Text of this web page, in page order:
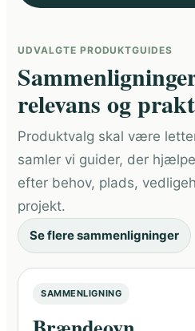
UDVALGTE PRODUKTGUIDES
relevans og
Produktvalg skal være
samler vi guider, der
efter behov, plads,
projekt.
Se flere sammenligninger
SAMMENLIGNING